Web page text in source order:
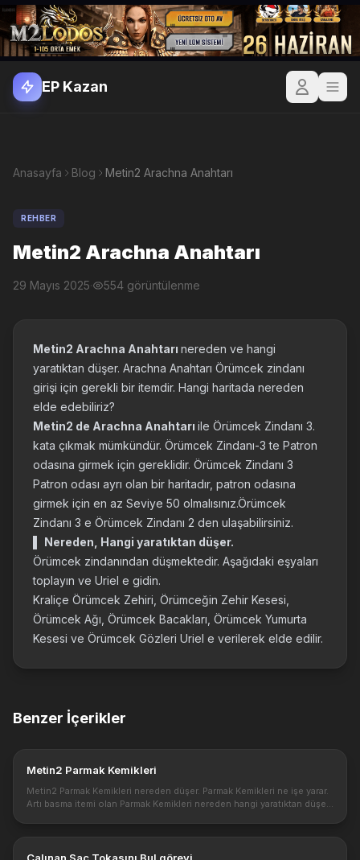
EP Kazan
Anasayfa Blog Metin2 Arachna Anahtarı
REHBER
Metin2 Arachna Anahtarı
29 Mayıs 2025· 554 görüntülenme
Metin2 Arachna Anahtarı nereden ve hangi
yaratıktan düşer. Arachna Anahtarı Örümcek zindanı
girişi için gerekli bir itemdir. Hangi haritada nereden
elde edebiliriz?
Metin2 de Arachna Anahtarı ile Örümcek Zindanı 3.
kata çıkmak mümkündür. Örümcek Zindanı-3 te Patron
odasına girmek için gereklidir. Örümcek Zindanı 3
Patron odası ayrı olan bir haritadır, patron odasına
girmek için en az Seviye 50 olmalısınız.Örümcek
Zindanı 3 e Örümcek Zindanı 2 den ulaşabilirsiniz.
Nereden, Hangi yaratıktan düşer.
Örümcek zindanından düşmektedir. Aşağıdaki eşyaları
toplayın ve Uriel e gidin.
Kraliçe Örümcek Zehiri, Örümceğin Zehir Kesesi,
Örümcek Ağı, Örümcek Bacakları, Örümcek Yumurta
Kesesi ve Örümcek Gözleri Uriel e verilerek elde edilir.
Benzer İçerikler
Metin2 Parmak Kemikleri
Metin2 Parmak Kemikleri nereden düşer. Parmak Kemikleri ne işe yarar.
Artı basma itemi olan Parmak Kemikleri nereden hangi yaratıktan düşer.